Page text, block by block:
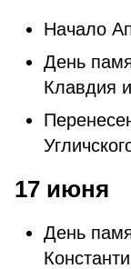
Начало
День
Клавдия
17 июня
День